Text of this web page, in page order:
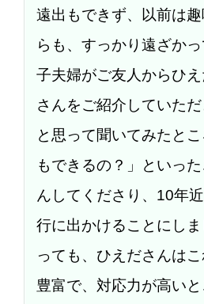
遠出もできず、以前は
らも、すっかり遠ざか
子夫婦がご友人からひ
さんをご紹介していた
と思って聞いてみたと
もできるの？」といっ
んしてくださり、10年
行に出かけることにし
っても、ひえださんは
豊富で、対応力が高い